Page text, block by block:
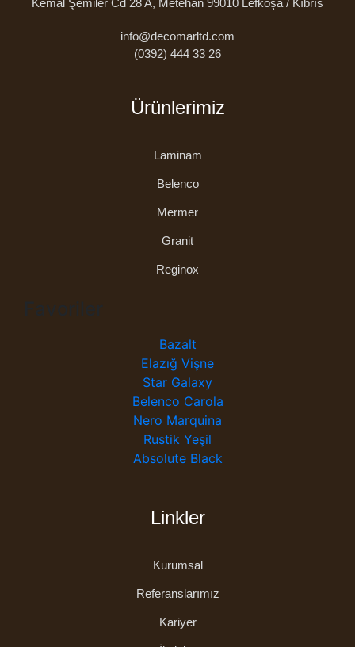
Kemal Şemiler Cd 28 A, Metehan 99010 Lefkoşa / Kıbrıs
info@decomarltd.com
(0392) 444 33 26
Ürünlerimiz
Laminam
Belenco
Mermer
Granit
Reginox
Bazalt
Elazığ Vişne
Star Galaxy
Belenco Carola
Nero Marquina
Rustik Yeşil
Absolute Black
Linkler
Kurumsal
Referanslarımız
Kariyer